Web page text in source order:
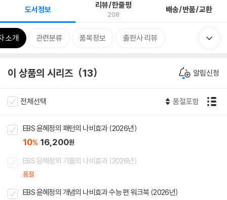
도서정보 리뷰/한줄평
208 배송/반품/교환
소개 관련분류 품목정보 출판사 리뷰
이 상품의 시리즈 13 알림신청
전체선택 품절포함
EBS 윤혜정의 패턴의 나비효과 (2026년)
10% 16,200원
EBS 윤혜정의 기출의 나비효과 (2026년)
품절
EBS 윤혜정의 개념의 나비효과 수능 편 워크북 (2026년)